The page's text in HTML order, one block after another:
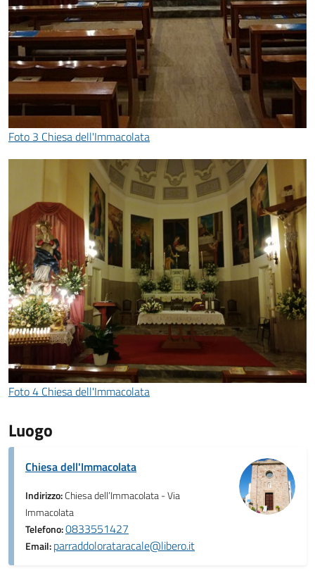
Foto 3 Chiesa dell'Immacolata
Foto 4 Chiesa dell'Immacolata
Luogo
Chiesa dell'Immacolata
Indirizzo:Chiesa dell’Immacolata - Via
Immacolata
Telefono:0833551427
Email:parraddolorataracale@libero.it